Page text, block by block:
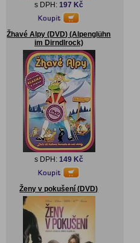
s DPH: 197 Kč
Žhavé Alpy (DVD) (Alpenglühn
im Dirndlrock)
s DPH: 149 Kč
Ženy v pokušení (DVD)